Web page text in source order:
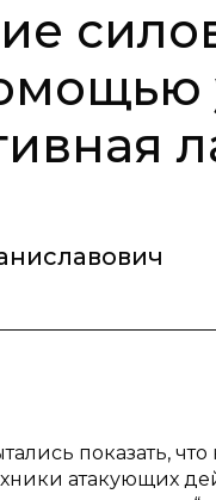
показать,
атакующих